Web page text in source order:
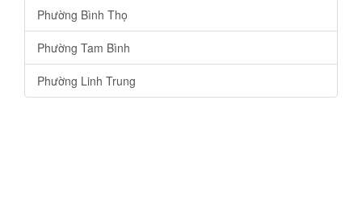
Phường Bình Thọ
Phường Tam Bình
Phường Linh Trung